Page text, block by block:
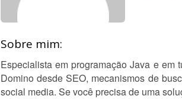
Sobre mim:
Especialista em programação Java e em
Domino desde SEO, mecanismos de
social media. Se você precisa de uma